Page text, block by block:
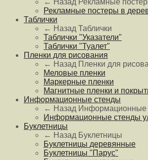
← Назад Рекламные
Рекламные постеры в
Таблички
← Назад Таблички
Таблички "Указатели"
Таблички "Туалет"
Пленки для рисования
← Назад Пленки для
Меловые пленки
Маркерные пленки
Магнитные пленки и
Информационные стенды
← Назад Информационные
Информационные стенды
Буклетницы
← Назад Буклетницы
Буклетницы деревянные
Буклетницы "Парус"